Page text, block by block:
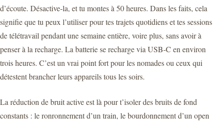
d’écoute. Désactive-la, et tu montes à 50 heures. Dans les faits, cela
signifie que tu peux l’utiliser pour tes trajets quotidiens et tes sessions
de télétravail pendant une semaine entière, voire plus, sans avoir à
penser à la recharge. La batterie se recharge via USB-C en environ
trois heures. C’est un vrai point fort pour les nomades ou ceux qui
détestent brancher leurs appareils tous les soirs.
La réduction de bruit active est là pour t’isoler des bruits de fond
constants : le ronronnement d’un train, le bourdonnement d’un open